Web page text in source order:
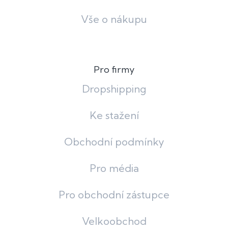
Vše o nákupu
Pro firmy
Dropshipping
Ke stažení
Obchodní podmínky
Pro média
Pro obchodní zástupce
Velkoobchod